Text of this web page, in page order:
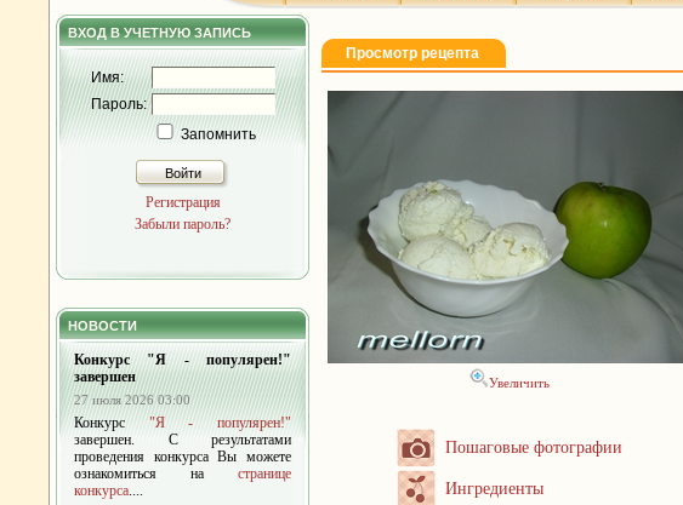
ВХОД В УЧЕТНУЮ ЗАПИСЬ
Имя:
Пароль:
Запомнить
Войти
Регистрация
Забыли пароль?
НОВОСТИ
Конкурс "Я - популярен!"
завершен
27 июля 2026 03:00
Конкурс"Я - популярен!"
завершен. С результатами
проведения конкурса Вы можете
ознакомиться на странице
конкурса....
Просмотр рецепта
Увеличить
Пошаговые фотографии
Ингредиенты